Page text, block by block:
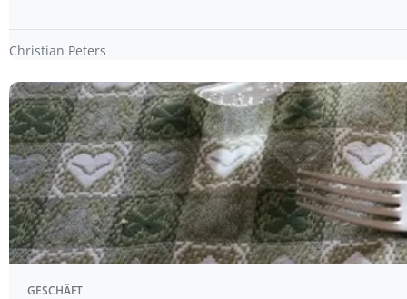
Christian Peters
GESCHÄFT